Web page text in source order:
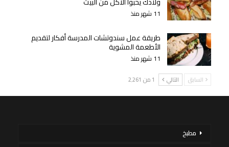
11 شهر منذ
طريقة عمل سندوتشات المدرسة أفكار لتقديم
الأطعمة المشوية
11 شهر منذ
السابق التالي 1 من 2٬261
مطبخ